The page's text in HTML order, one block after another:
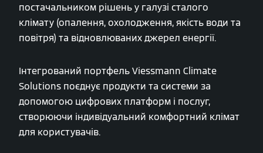
постачальником рішень у галузі сталого
клімату (опалення, охолодження, якість води та
повітря) та відновлюваних джерел енергії.
Інтегрований портфель Viessmann Climate
Solutions поєднує продукти та системи за
допомогою цифрових платформ і послуг,
створюючи індивідуальний комфортний клімат
для користувачів.